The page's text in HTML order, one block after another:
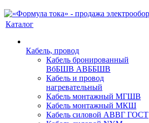
Каталог
Кабель, провод
Кабель бронированный
ВбБШВ АВББШВ
Кабель и провод
нагревательный
Кабель монтажный МГШВ
Кабель монтажный МКШ
Кабель силовой АВВГ ГОСТ